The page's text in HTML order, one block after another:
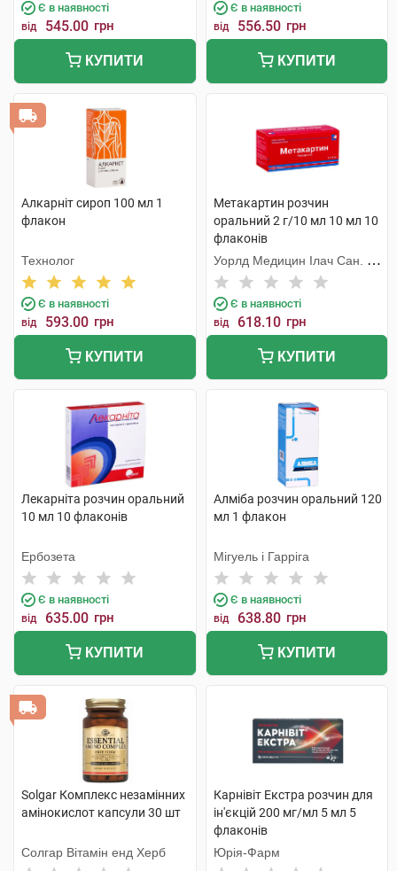
Є в наявності
від 545.00 грн
КУПИТИ
Є в наявності
від 556.50 грн
КУПИТИ
Алкарніт сироп 100 мл 1
флакон
Технолог
Є в наявності
від 593.00 грн
КУПИТИ
Метакартин розчин
оральний 2 г/10 мл 10 мл 10
флаконів
Уорлд Медицин Ілач Сан. Ве
Тідж
Є в наявності
від 618.10 грн
КУПИТИ
Лекарніта розчин оральний
10 мл 10 флаконів
Ербозета
Є в наявності
від 635.00 грн
КУПИТИ
Алміба розчин оральний 120
мл 1 флакон
Мігуель і Гарріга
Є в наявності
від 638.80 грн
КУПИТИ
Solgar Комплекс незамінних
амінокислот капсули 30 шт
Солгар Вітамін енд Херб
Карнівіт Екстра розчин для
ін'єкцій 200 мг/мл 5 мл 5
флаконів
Юрія-Фарм